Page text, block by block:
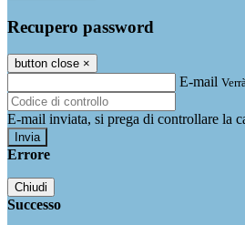
Recupero password
button close ×
E-mail
E-mail inviata, si prega di controllare la
Errore
Chiudi
Successo